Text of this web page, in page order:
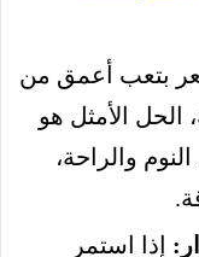
بتعب أعمق من
24 إلى 48 ساعة، الحل الأمثل هو
والراحة،
إذا استمر